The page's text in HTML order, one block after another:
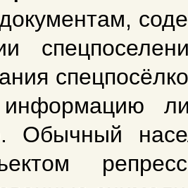
информацию
Обычный